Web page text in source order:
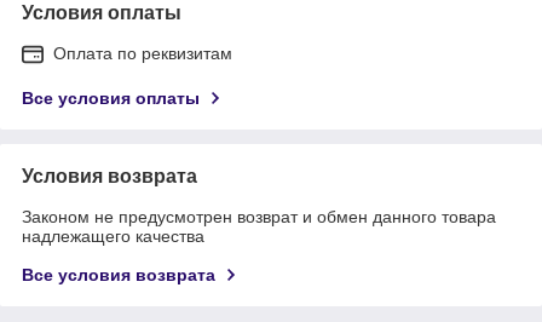
Условия оплаты
Оплата по реквизитам
Все условия оплаты
Условия возврата
Законом не предусмотрен возврат и обмен данного товара
надлежащего качества
Все условия возврата